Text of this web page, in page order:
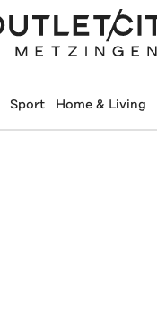
Sport Home & Living